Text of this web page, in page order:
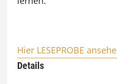
Hier LESEPROBE
Details